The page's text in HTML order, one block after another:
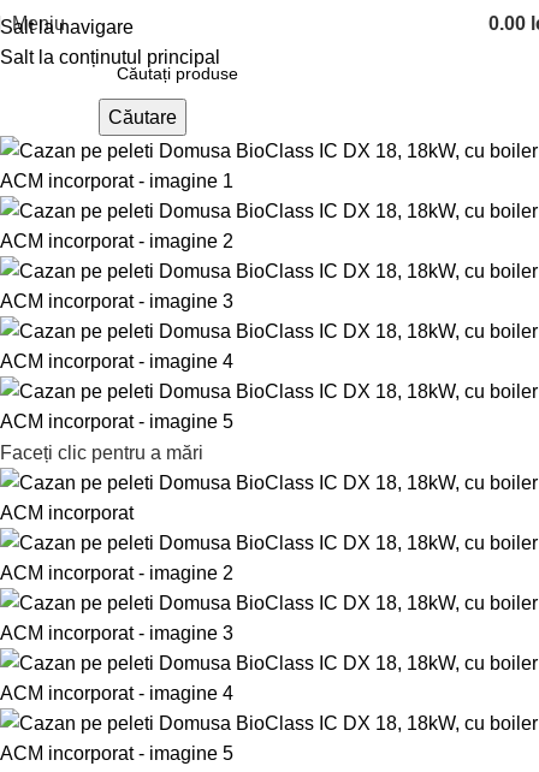
Salt la navigare
Salt la conținutul principal
Meniu 0.00
Căutare
Faceți clic pentru a mări